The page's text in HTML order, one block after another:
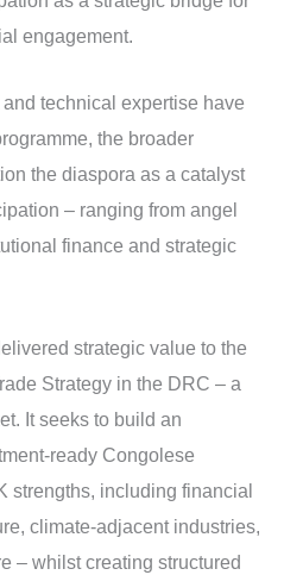
engagement.
technical expertise have
the broader
the diaspora as a catalyst
– ranging from angel
finance and strategic
strategic value to the
Strategy in the DRC – a
It seeks to build an
ready Congolese
strengths, including financial
climate-adjacent industries,
– whilst creating structured